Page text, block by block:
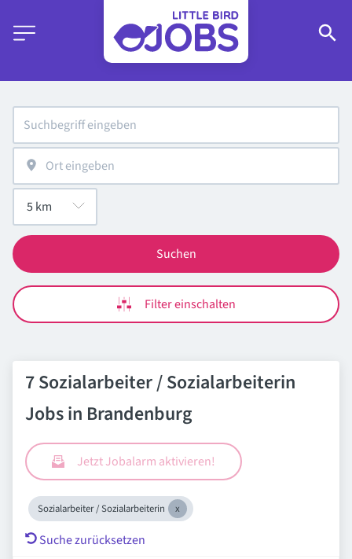
Suchen
Filter einschalten
7 Sozialarbeiter / Sozialarbeiterin
Jobs in Brandenburg
Jetzt Jobalarm aktivieren!
Sozialarbeiter / Sozialarbeiterin
Suche zurücksetzen